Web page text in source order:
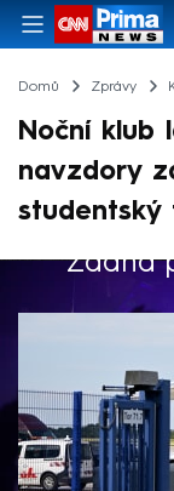
Domů Zprávy
Noční klub
navzdory
studentský
Žádná
Výběr